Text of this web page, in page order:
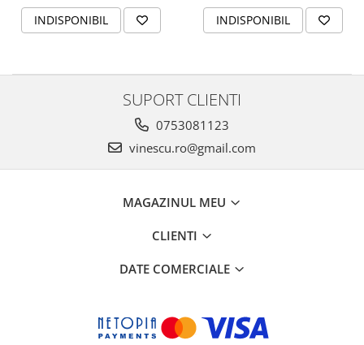
INDISPONIBIL INDISPONIBIL
SUPORT CLIENTI
0753081123
vinescu.ro@gmail.com
MAGAZINUL MEU
CLIENTI
DATE COMERCIALE